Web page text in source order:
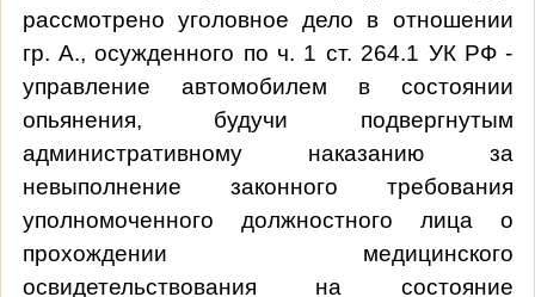
рассмотрено уголовное дело в отношении
гр. А., осужденного по ч. 1 ст. 264.1 УК РФ -
управление автомобилем в состоянии
опьянения, будучи подвергнутым
административному наказанию за
невыполнение законного требования
уполномоченного должностного лица о
прохождении медицинского
освидетельствования на состояние